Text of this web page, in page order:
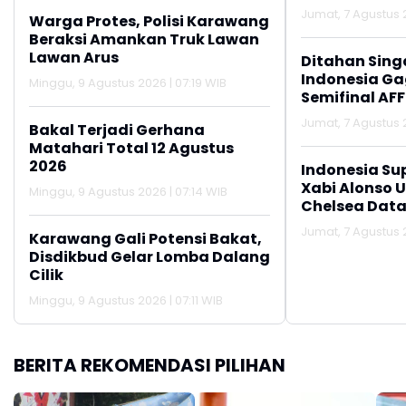
Warga Protes, Polisi Karawang
Beraksi Amankan Truk Lawan
Lawan Arus
Minggu, 9 Agustus 2026 | 07:19 WIB
Bakal Terjadi Gerhana
Matahari Total 12 Agustus
2026
Minggu, 9 Agustus 2026 | 07:14 WIB
Karawang Gali Potensi Bakat,
Disdikbud Gelar Lomba Dalang
Cilik
Minggu, 9 Agustus 2026 | 07:11 WIB
Jumat, 7 Agustus
Ditahan
Indonesia
Semifinal
Jumat, 7 Agustus
Indonesia
Xabi Alonso
Chelsea
Jumat, 7 Agustus
BERITA REKOMENDASI PILIHAN